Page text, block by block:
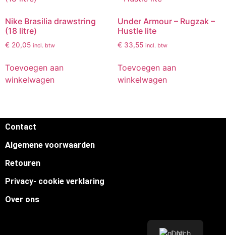
Nike Brasilia drawstring
(18 litre)
€ 20,05 incl. btw
Toevoegen aan
winkelwagen
Under Armour – Rugzak –
Hustle lite
€ 33,55 incl. btw
Toevoegen aan
winkelwagen
Contact
Algemene voorwaarden
Retouren
Privacy- cookie verklaring
Over ons
Dutch